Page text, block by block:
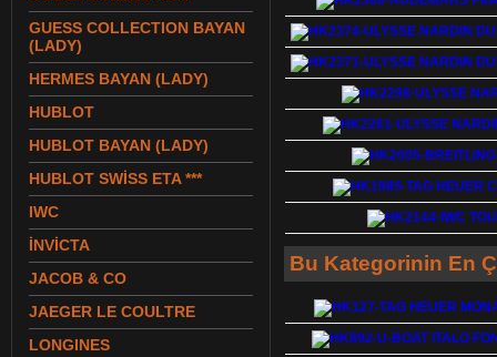
GUESS COLLECTION BAYAN
(LADY)
HERMES BAYAN (LADY)
HUBLOT
HUBLOT BAYAN (LADY)
HUBLOT SWİSS ETA ***
IWC
İNVİCTA
JACOB & CO
JAEGER LE COULTRE
LONGINES
Bu Kategorinin En